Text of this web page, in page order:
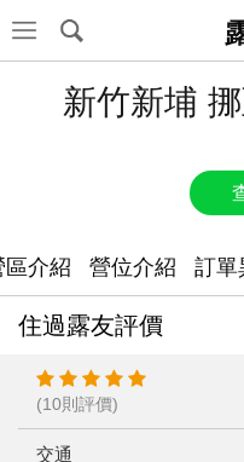
新竹新埔
區介紹 營位介紹 訂單
住過露友評價
(10則評價)
交通